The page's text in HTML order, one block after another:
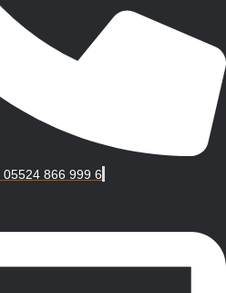
05524 866 999 6